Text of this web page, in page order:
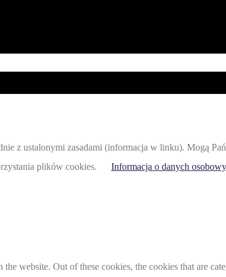
z ustalonymi zasadami (informacja w linku). Mogą
plików cookies.
Informacja o danych
website. Out of these cookies, the cookies that are